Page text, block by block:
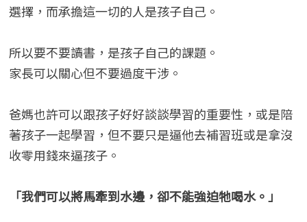
選擇，而承擔這一切的人是孩子自己。
所以要不要讀書，是孩子自己的課題。
家長可以關心但不要過度干涉。
爸媽也許可以跟孩子好好談談學習的重要性，或是陪
著孩子一起學習，但不要只是逼他去補習班或是拿沒
收零用錢來逼孩子。
「我們可以將馬牽到水邊，卻不能強迫牠喝水。」